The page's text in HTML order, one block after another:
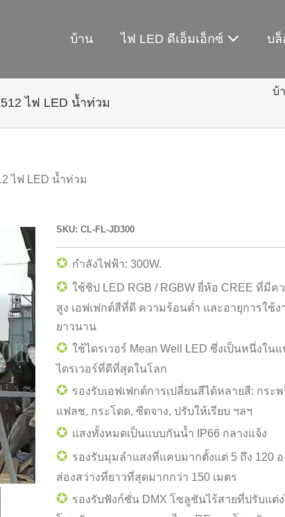
บ้าน ไฟ LED ดีเอ็มเอ็กซ์ บล็
ไฟ LED น้ำท่วม
บ้
ไฟ LED น้ำท่วม
SKU: CL-FL-JD300
✪ กำลังไฟฟ้า: 300W.
✪ ใช้ชิป LED RGB / RGBW ยี่ห้อ CREE ที่มีค
สูง เอฟเฟกต์สีที่ดี ความร้อนต่ำ และอายุการใช้ง
ยาวนาน
✪ ใช้ไดรเวอร์ Mean Well LED ซึ่งเป็นหนึ่งใน
ไดรเวอร์ที่ดีที่สุดในโลก
✪ รองรับเอฟเฟกต์การเปลี่ยนสีได้หลายสี: กระ
แฟลช, กระโดด, ซีดจาง, ปรับให้เรียบ ฯลฯ
✪ แสงทั้งหมดเป็นแบบกันน้ำ IP66 กลางแจ้ง
✪ รองรับมุมลำแสงที่แคบมากตั้งแต่ 5 ถึง 120 อ
ส่องสว่างที่ยาวที่สุดมากกว่า 150 เมตร
✪ รองรับฟังก์ชั่น DMX โซลูชันไร้สายที่ปรับแต่ง